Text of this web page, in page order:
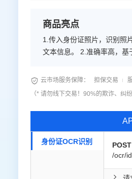
商品亮点
1.传入身份证照片，识别照
文本信息。 2.准确率高，
 云市场服务保障： 担保交易
（* 请勿线下交易！90%的欺诈、纠
身份证OCR识别
POST
/ocr/